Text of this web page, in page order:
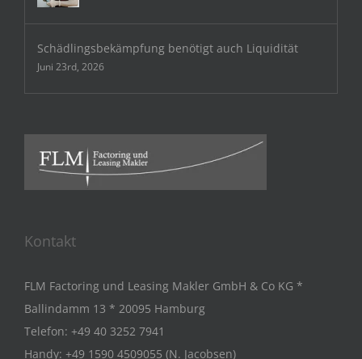
Schädlingsbekämpfung benötigt auch Liquidität
Juni 23rd, 2026
Kontakt
FLM Factoring und Leasing Makler GmbH & Co KG *
Ballindamm 13 * 20095 Hamburg
Telefon: +49 40 3252 7941
Handy: +49 1590 4509055 (N. Jacobsen)